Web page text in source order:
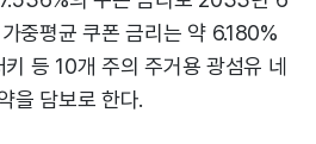
중평균 쿠폰 금리는 약 6.180%
등 10개 주의 주거용 광섬유 네
을 담보로 한다.